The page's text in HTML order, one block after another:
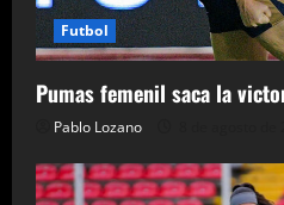
Futbol
Pumas femenil saca la
Pablo Lozano